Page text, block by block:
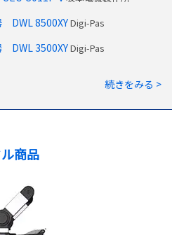
DWL 8500XYDigi-Pas
DWL 3500XYDigi-Pas
続きをみる >
商品